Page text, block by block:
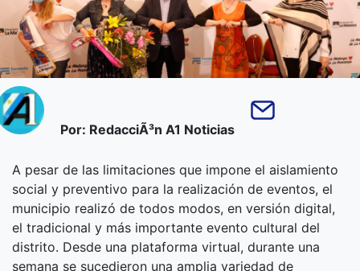
Por: RedacciÃ³n A1 Noticias
A pesar de las limitaciones que impone el aislamiento
social y preventivo para la realización de eventos, el
municipio realizó de todos modos, en versión digital,
el tradicional y más importante evento cultural del
distrito. Desde una plataforma virtual, durante una
semana se sucedieron una amplia variedad de